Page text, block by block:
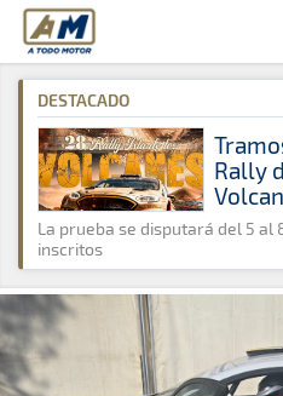
A Todo Motor · Revista
A Todo Motor » Noticias »
DESTACADO
Rally
La prueba se disputará del 5 al
inscritos